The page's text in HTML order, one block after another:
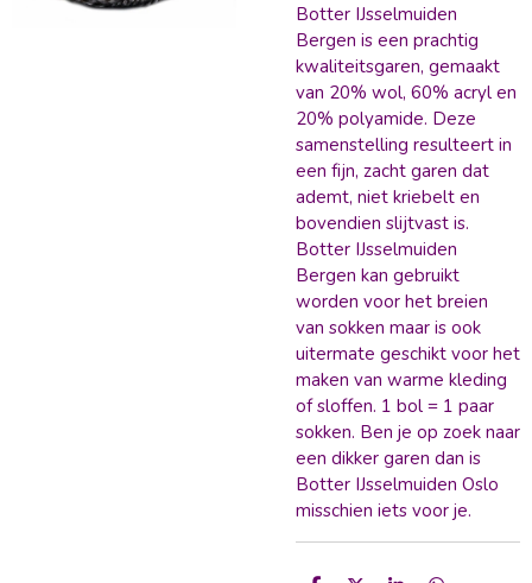
Botter IJsselmuiden
Bergen is een prachtig
kwaliteitsgaren, gemaakt
van 20% wol, 60% acryl en
20% polyamide. Deze
samenstelling resulteert in
een fijn, zacht garen dat
ademt, niet kriebelt en
bovendien slijtvast is.
Botter IJsselmuiden
Bergen kan gebruikt
worden voor het breien
van sokken maar is ook
uitermate geschikt voor het
maken van warme kleding
of sloffen. 1 bol = 1 paar
sokken. Ben je op zoek naar
een dikker garen dan is
Botter IJsselmuiden Oslo
misschien iets voor je.